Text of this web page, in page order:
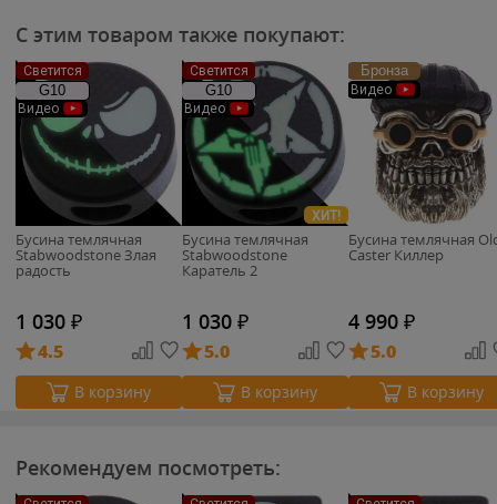
С этим товаром также покупают:
Светится
G10
Видео
Бусина темлячная
Stabwoodstone Злая
радость
1 030 ₽
4.5
В корзину
Светится
G10
Видео
ХИТ!
Бусина темлячная
Stabwoodstone
Каратель 2
1 030 ₽
5.0
В корзину
Бронза
Видео
Бусина темлячная
Caster Киллер
4 990 ₽
5.0
В корзину
Рекомендуем посмотреть: